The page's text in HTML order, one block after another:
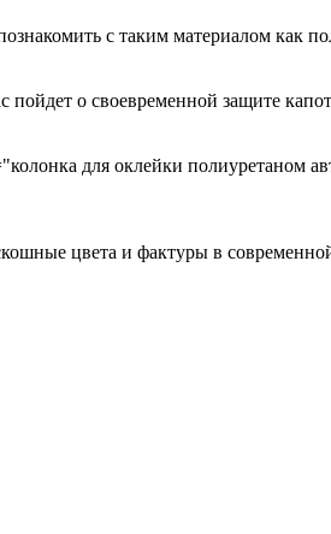
с таким материалом как
о своевременной защите
для оклейки полиуретаном
цвета и фактуры в